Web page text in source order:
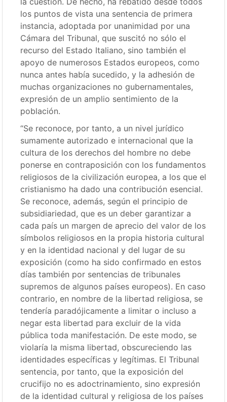
los puntos de vista una sentencia de primera
instancia, adoptada por unanimidad por una
Cámara del Tribunal, que suscitó no sólo el
recurso del Estado Italiano, sino también el
apoyo de numerosos Estados europeos, como
nunca antes había sucedido, y la adhesión de
muchas organizaciones no gubernamentales,
expresión de un amplio sentimiento de la
población.
“Se reconoce, por tanto, a un nivel jurídico
sumamente autorizado e internacional que la
cultura de los derechos del hombre no debe
ponerse en contraposición con los fundamentos
religiosos de la civilización europea, a los que el
cristianismo ha dado una contribución esencial.
Se reconoce, además, según el principio de
subsidiariedad, que es un deber garantizar a
cada país un margen de aprecio del valor de los
símbolos religiosos en la propia historia cultural
y en la identidad nacional y del lugar de su
exposición (como ha sido confirmado en estos
días también por sentencias de tribunales
supremos de algunos países europeos). En caso
contrario, en nombre de la libertad religiosa, se
tendería paradójicamente a limitar o incluso a
negar esta libertad para excluir de la vida
pública toda manifestación. De este modo, se
violaría la misma libertad, obscureciendo las
identidades específicas y legítimas. El Tribunal
sentencia, por tanto, que la exposición del
crucifijo no es adoctrinamiento, sino expresión
de la identidad cultural y religiosa de los países